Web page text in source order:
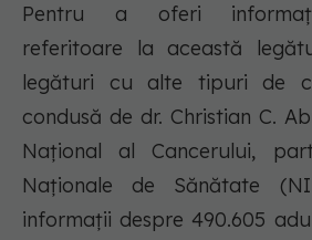
Pentru a oferi
referitoare la această
legături cu alte tipuri de
condusă de dr. Christian C.
Național al Cancerului,
Naționale de Sănătate
informații despre 490.605